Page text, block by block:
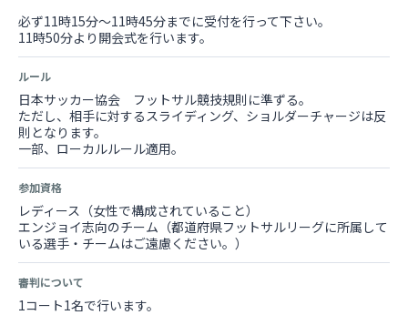
必ず11時15分〜11時45分までに受付を行って下さい。
11時50分より開会式を行います。
ルール
日本サッカー協会 フットサル競技規則に準ずる。
ただし、相手に対するスライディング、ショルダーチャージは反
則となります。
一部、ローカルルール適用。
参加資格
レディース（女性で構成されていること）
エンジョイ志向のチーム（都道府県フットサルリーグに所属して
いる選手・チームはご遠慮ください。）
審判について
1コート1名で行います。